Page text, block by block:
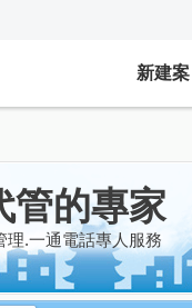
新建案
管的專家
理.一通電話專人服務